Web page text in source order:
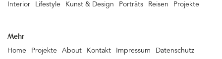
Interior Lifestyle Kunst & Design Porträts Reisen Projekte
Mehr
Home Projekte About Kontakt Impressum Datenschutz